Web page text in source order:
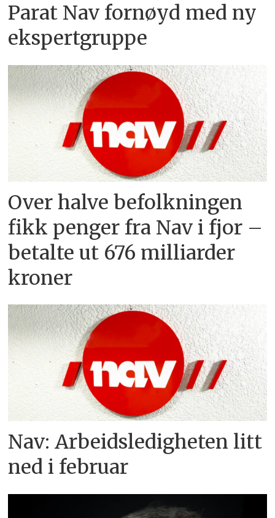
Parat Nav fornøyd med ny
ekspertgruppe
Over halve befolkningen
fikk penger fra Nav i fjor –
betalte ut 676 milliarder
kroner
Nav: Arbeidsledigheten litt
ned i februar